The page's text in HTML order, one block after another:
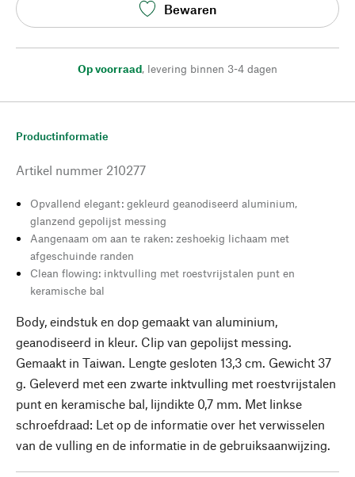
Bewaren
Op voorraad, levering binnen 3-4 dagen
Productinformatie
Artikel nummer 210277
Opvallend elegant: gekleurd geanodiseerd aluminium,
glanzend gepolijst messing
Aangenaam om aan te raken: zeshoekig lichaam met
afgeschuinde randen
Clean flowing: inktvulling met roestvrijstalen punt en
keramische bal
Body, eindstuk en dop gemaakt van aluminium,
geanodiseerd in kleur. Clip van gepolijst messing.
Gemaakt in Taiwan. Lengte gesloten 13,3 cm. Gewicht 37
g. Geleverd met een zwarte inktvulling met roestvrijstalen
punt en keramische bal, lijndikte 0,7 mm. Met linkse
schroefdraad: Let op de informatie over het verwisselen
van de vulling en de informatie in de gebruiksaanwijzing.